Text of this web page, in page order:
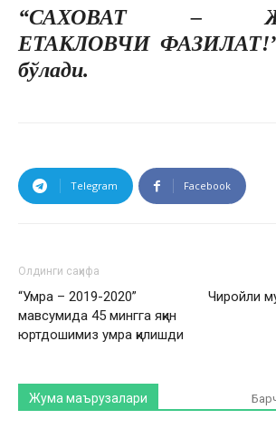
“САХОВАТ –
ЕТАКЛОВЧИ
бўлади.
Telegram Facebook
Олдинги саҳифа
“Умра – 2019-2020”
мавсумида 45 мингга яқин
юртдошимиз умра қилишди
Чиройли
Жума маърузалари